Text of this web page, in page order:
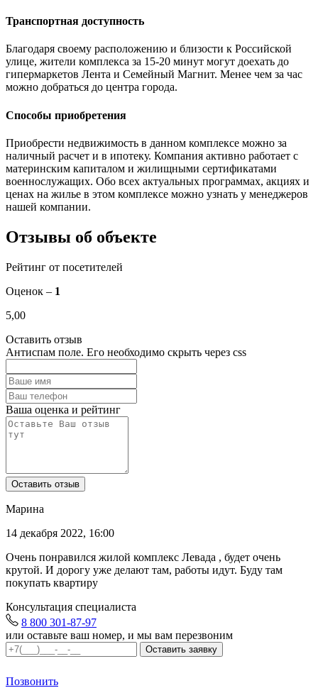
Транспортная доступность
Благодаря своему расположению и близости к Российской
улице, жители комплекса за 15-20 минут могут доехать до
гипермаркетов Лента и Семейный Магнит. Менее чем за час
можно добраться до центра города.
Способы приобретения
Приобрести недвижимость в данном комплексе можно за
наличный расчет и в ипотеку. Компания активно работает с
материнским капиталом и жилищными сертификатами
военнослужащих. Обо всех актуальных программах, акциях и
ценах на жилье в этом комплексе можно узнать у менеджеров
нашей компании.
Отзывы об объекте
Рейтинг от посетителей
Оценок – 1
5,00
Оставить отзыв
Антиспам поле. Его необходимо скрыть через css
Ваша оценка и рейтинг
Марина
14 декабря 2022, 16:00
Очень понравился жилой комплекс Левада , будет очень
крутой. И дорогу уже делают там, работы идут. Буду там
покупать квартиру
Консультация специалиста
8 800 301-87-97
или оставьте ваш номер, и мы вам перезвоним
Позвонить